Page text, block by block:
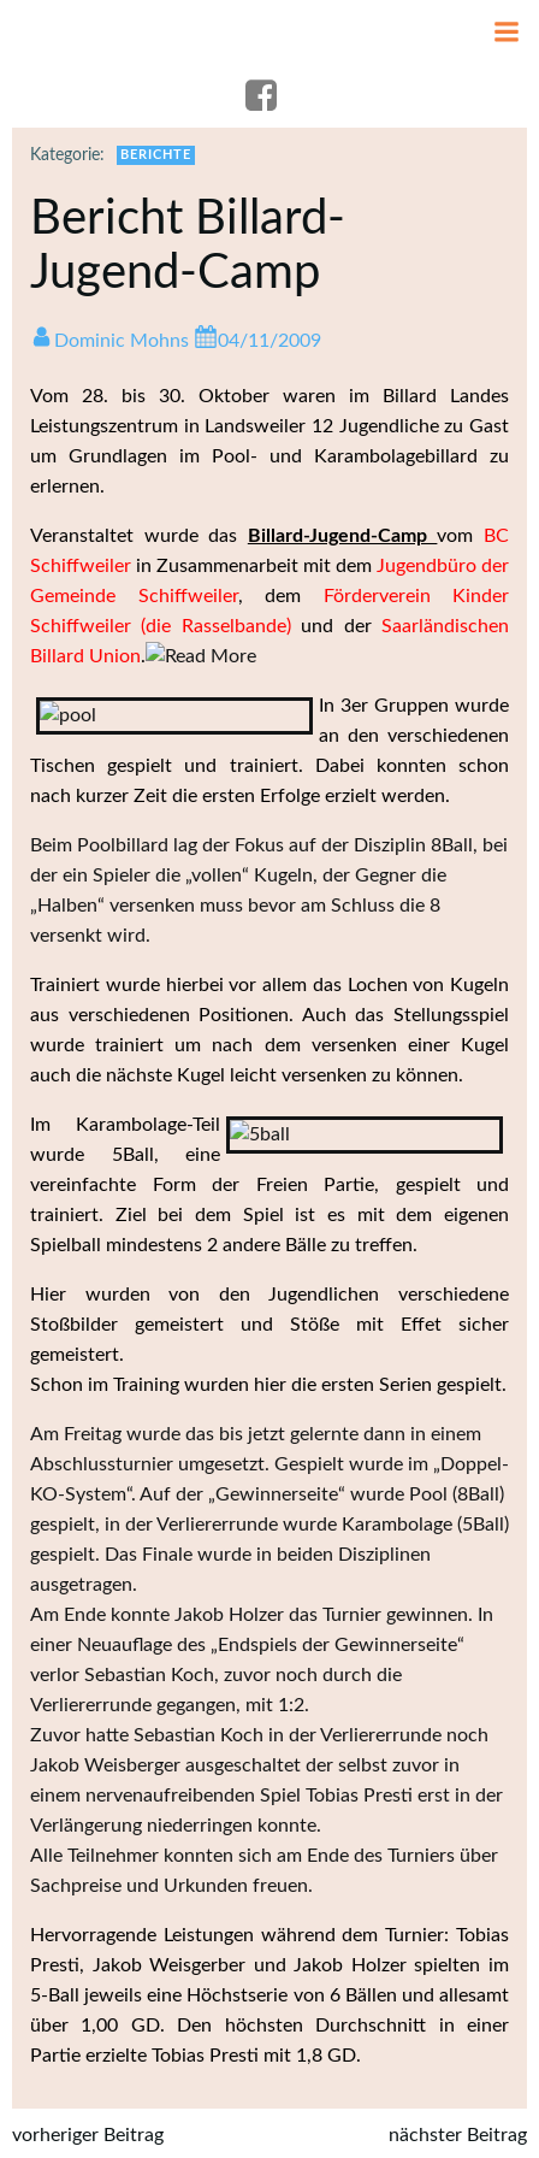
Kategorie: BERICHTE
Bericht Billard-
Jugend-Camp
Dominic Mohns 04/11/2009
Vom 28. bis 30. Oktober waren im Billard Landes
Leistungszentrum in Landsweiler 12 Jugendliche zu Gast
um Grundlagen im Pool- und Karambolagebillard zu
erlernen.
Veranstaltet wurde das Billard-Jugend-Campvom
BC
Schiffweiler in Zusammenarbeit mit dem Jugendbüro der
Gemeinde Schiffweiler, dem Förderverein
Kinder
Schiffweiler (die Rasselbande)und derSaarländischen
Billard Union.
In 3er Gruppen wurde
an den verschiedenen
Tischen gespielt und trainiert. Dabei konnten schon
nach kurzer Zeit die ersten Erfolge erzielt werden.
Beim Poolbillard lag der Fokus auf der Disziplin 8Ball, bei
der ein Spieler die „vollen“ Kugeln, der Gegner die
„Halben“ versenken muss bevor am Schluss die 8
versenkt wird.
Trainiert wurde hierbei vor allem das Lochen von Kugeln
aus verschiedenen Positionen. Auch das Stellungsspiel
wurde trainiert um nach dem versenken einer Kugel
auch die nächste Kugel leicht versenken zu können.
Im Karambolage-Teil
wurde 5Ball, eine
vereinfachte Form der Freien Partie, gespielt und
trainiert. Ziel bei dem Spiel ist es mit dem eigenen
Spielball mindestens 2 andere Bälle zu treffen.
Hier wurden von den Jugendlichen verschiedene
Stoßbilder gemeistert und Stöße mit Effet sicher
gemeistert.
Schon im Training wurden hier die ersten Serien gespielt.
Am Freitag wurde das bis jetzt gelernte dann in einem
Abschlussturnier umgesetzt. Gespielt wurde im „Doppel-
KO-System“. Auf der „Gewinnerseite“ wurde Pool (8Ball)
gespielt, in der Verliererrunde wurde Karambolage (5Ball)
gespielt. Das Finale wurde in beiden Disziplinen
ausgetragen.
Am Ende konnte Jakob Holzer das Turnier gewinnen. In
einer Neuauflage des „Endspiels der Gewinnerseite“
verlor Sebastian Koch, zuvor noch durch die
Verliererrunde gegangen, mit 1:2.
Zuvor hatte Sebastian Koch in der Verliererrunde noch
Jakob Weisberger ausgeschaltet der selbst zuvor in
einem nervenaufreibenden Spiel Tobias Presti erst in der
Verlängerung niederringen konnte.
Alle Teilnehmer konnten sich am Ende des Turniers über
Sachpreise und Urkunden freuen.
Hervorragende Leistungen während dem Turnier: Tobias
Presti, Jakob Weisgerber und Jakob Holzer spielten im
5-Ball jeweils eine Höchstserie von 6 Bällen und allesamt
über 1,00 GD. Den höchsten Durchschnitt in einer
Partie erzielte Tobias Presti mit 1,8 GD.
Post
vorheriger Beitrag nächster Beitrag